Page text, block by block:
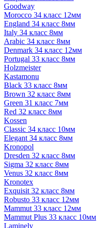
Goodway
Morocco 34 класс 12мм
England 34 класс 8мм
Italy 34 класс 8мм
Arabic 34 класс 8мм
Denmark 34 класс 12мм
Portugal 33 класс 8мм
Holzmeister
Kastamonu
Black 33 класс 8мм
Brown 32 класс 8мм
Green 31 класс 7мм
Red 32 класс 8мм
Kossen
Classic 34 класс 10мм
Elegant 34 класс 8мм
Kronopol
Dresden 32 класс 8мм
Sigma 32 класс 8мм
Venus 32 класс 8мм
Kronotex
Exquisit 32 класс 8мм
Robusto 33 класс 12мм
Mammut 33 класс 12мм
Mammut Plus 33 класс 10мм
Laminely